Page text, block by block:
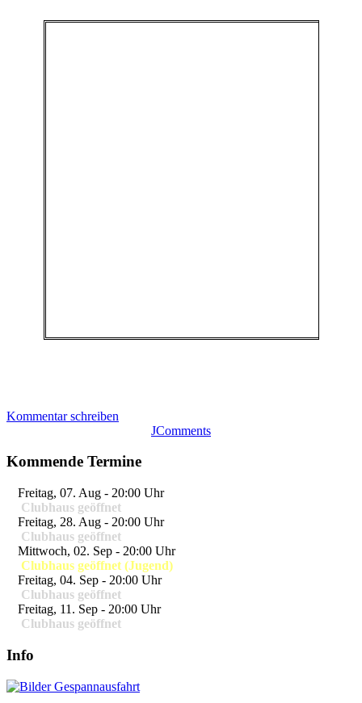
Kommentar schreiben
JComments
Kommende Termine
Freitag, 07. Aug - 20:00 Uhr
Clubhaus geöffnet
Freitag, 28. Aug - 20:00 Uhr
Clubhaus geöffnet
Mittwoch, 02. Sep - 20:00 Uhr
Clubhaus geöffnet (Jugend)
Freitag, 04. Sep - 20:00 Uhr
Clubhaus geöffnet
Freitag, 11. Sep - 20:00 Uhr
Clubhaus geöffnet
Info